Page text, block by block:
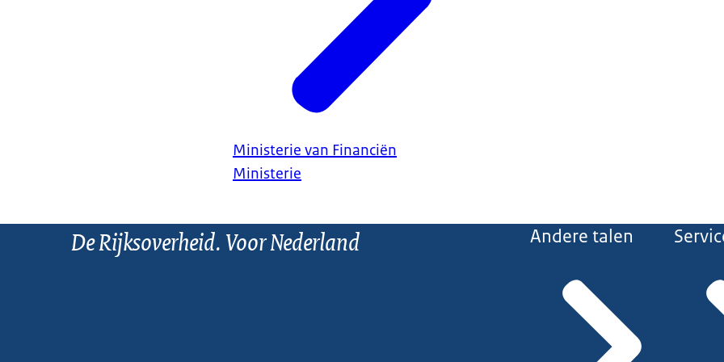
Ministerie van Financiën
Ministerie
De Rijksoverheid. Voor Nederland Andere talen